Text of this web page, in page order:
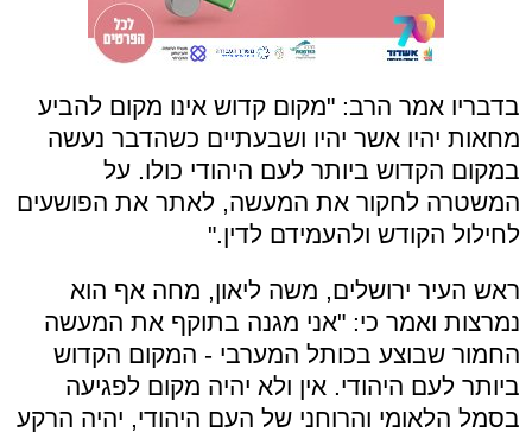
בדבריו אמר הרב: "מקום קדוש אינו מקום להביע
מחאות יהיו אשר יהיו ושבעתיים כשהדבר נעשה
במקום הקדוש ביותר לעם היהודי כולו. על
המשטרה לחקור את המעשה, לאתר את הפושעים
לחילול הקודש ולהעמידם לדין."
ראש העיר ירושלים, משה ליאון, מחה אף הוא
נמרצות ואמר כי: "אני מגנה בתוקף את המעשה
החמור שבוצע בכותל המערבי - המקום הקדוש
ביותר לעם היהודי. אין ולא יהיה מקום לפגיעה
בסמל הלאומי והרוחני של העם היהודי, יהיה הרקע